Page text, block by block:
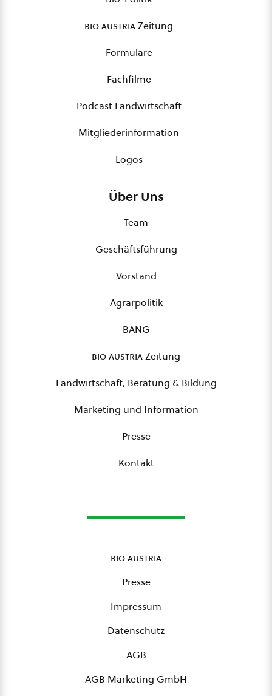
bio austriaZeitung
Formulare
Fachfilme
Podcast Landwirtschaft
Mitgliederinformation
Logos
Über Uns
Team
Geschäftsführung
Vorstand
Agrarpolitik
BANG
bio austriaZeitung
Landwirtschaft, Beratung & Bildung
Marketing und Information
Presse
Kontakt
bio austria
Presse
Impressum
Datenschutz
AGB
AGB Marketing GmbH